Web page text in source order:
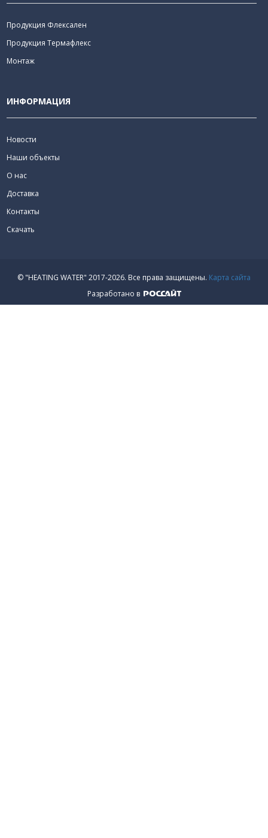
Продукция Флексален
Продукция Термафлекс
Монтаж
ИНФОРМАЦИЯ
Новости
Наши объекты
О нас
Доставка
Контакты
Скачать
© "HEATING WATER" 2017-2026. Все права защищены. Карта сайта
Разработано в